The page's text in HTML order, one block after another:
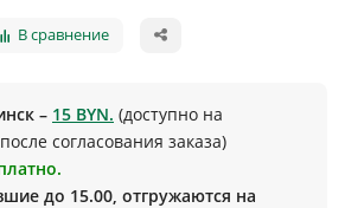
В сравнение
– 15 BYN. (доступно на
согласования заказа)
до 15.00, отгружаются на